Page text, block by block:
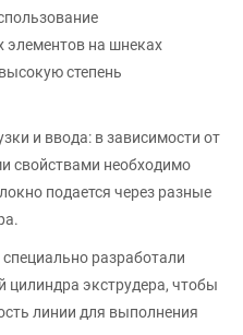
элементов на шнеках
степень
и ввода: в зависимости от
свойствами необходимо
подается через разные
разработали
цилиндра экструдера, чтобы
линии для выполнения